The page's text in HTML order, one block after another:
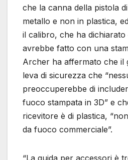
che la canna della pistola
metallo e non in plastica,
il calibro, che ha dichiarato
avrebbe fatto con una
Archer ha affermato che il
leva di sicurezza che
preoccuperebbe di
fuoco stampata in 3D” e
ricevitore è di plastica,
da fuoco commerciale”.